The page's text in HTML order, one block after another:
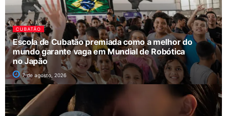
CUBATÃO
Escola de Cubatão premiada como a melhor do
mundo garante vaga em Mundial de Robótica
no Japão
7 de agosto, 2026